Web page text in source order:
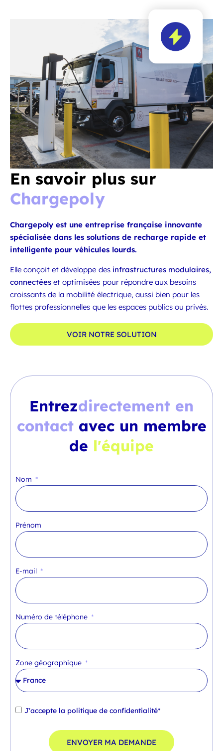
En savoir plus sur
Chargepoly
Chargepoly est une entreprise française innovante
spécialisée dans les solutions de recharge rapide et
intelligente pour véhicules lourds.
Elle conçoit et développe des infrastructures modulaires,
connectées et optimisées pour répondre aux besoins
croissants de la mobilité électrique, aussi bien pour les
flottes professionnelles que les espaces publics ou privés.
VOIR NOTRE SOLUTION
Entrezdirectement en
contact avec un membre
de l'équipe
Nom
Prénom
E-mail
Numéro de téléphone
Zone géographique
J'accepte la politique de confidentialité*
ENVOYER MA DEMANDE